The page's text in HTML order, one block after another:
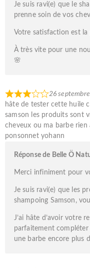
Je suis ravi(e) que le
prenne soin de vos
Votre satisfaction est
À très vite pour une
🌸
26
hâte de tester cette huile
samson les produits sont
cheveux ou ma barbe rien
ponsonnet yohann
Réponse de Belle Ö
Merci infiniment pour
Je suis ravi(e) que les
shampoing Samson,
J’ai hâte d’avoir votre
parfaitement
une barbe encore plus